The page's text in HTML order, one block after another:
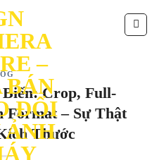
Crop, Full-
Format – Sự Thật
Thước